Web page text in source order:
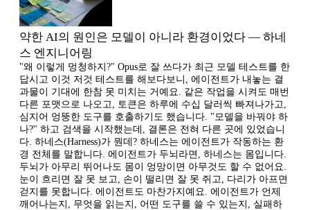
약한 AI의 원인은 모델이 아니라 환경이었다 — 하네
스 엔지니어링
"왜 이렇게 멍청하지?" Opus로 잘 쓰다가 최근 모델 테스트를 한
답시고 이것 저것 테스트를 해보다보니, 에이전트가 내놓는 결
과물이 기대에 한참 못 미치는 거예요. 같은 작업을 시켜도 매번
다른 포맷으로 나오고, 토큰은 하루에 수십 달러씩 빠져나가고,
심지어 엉뚱한 도구를 호출하기도 했습니다. "모델을 바꿔야 하
나?" 하고 검색을 시작했는데, 결론은 전혀 다른 곳에 있었습니
다. 하네스(Harness)가 뭔데? 하네스는 에이전트가 작동하는 환
경 전체를 말합니다. 에이전트가 두뇌라면, 하네스는 몸입니다.
두뇌가 아무리 뛰어나도 몸이 엉망이면 아무것도 할 수 없어요.
눈이 흐리면 잘 못 보고, 손이 떨리면 잘 못 쥐고, 다리가 아프면
걷지를 못합니다. 에이전트도 마찬가지예요. 에이전트가 언제
깨어나는지, 무엇을 읽는지, 어떤 도구를 쓸 수 있는지, 실패하